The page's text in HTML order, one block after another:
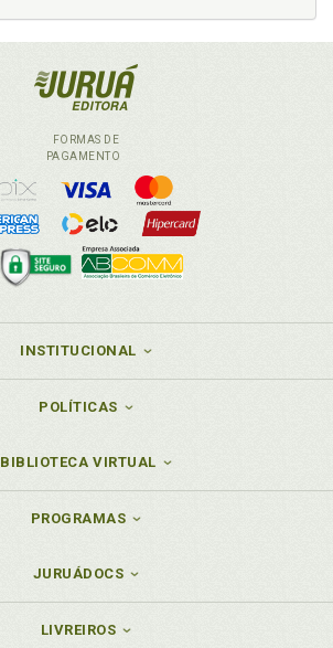
FORMAS DE
PAGAMENTO
INSTITUCIONAL
POLÍTICAS
BIBLIOTECA VIRTUAL
PROGRAMAS
JURUÁDOCS
LIVREIROS